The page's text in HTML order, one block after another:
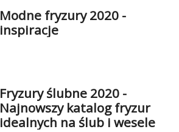
Modne fryzury 2020 -
inspiracje
Fryzury ślubne 2020 -
Najnowszy katalog fryzur
idealnych na ślub i wesele